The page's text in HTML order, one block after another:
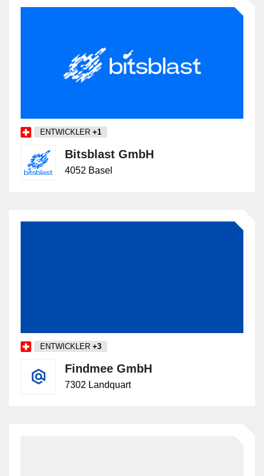
ENTWICKLER +1
Bitsblast GmbH
4052 Basel
ENTWICKLER +3
Findmee GmbH
7302 Landquart